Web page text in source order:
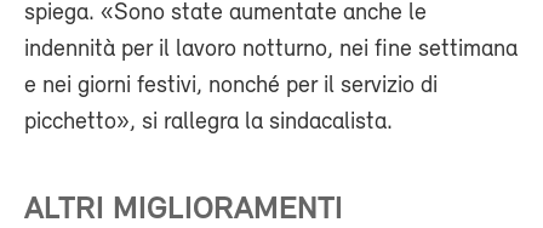
spiega. «Sono state aumentate anche le
indennità per il lavoro notturno, nei fine settimana
e nei giorni festivi, nonché per il servizio di
picchetto», si rallegra la sindacalista.
ALTRI MIGLIORAMENTI